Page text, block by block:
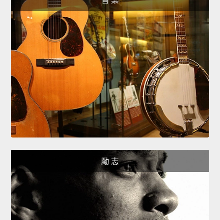
勵 志